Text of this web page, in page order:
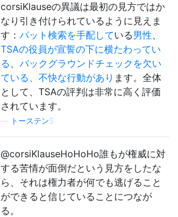
corsiKlauseの異議は最初の見方ではか
なり引き付けられているように見えま
す： パット検索を手配している男性
TSAの役員が宣誓の下に横たわってい
る
バックグラウンドチェックを欠い
ている、不快な行動があり ます。全体
として、TSAの評判は非常に高く評価
されています。
トーステンS.
@corsiKlauseHoHoHo誰もが権威に対
する苦情が面倒だという見方をしたな
ら、それは権力者が何でも逃げること
ができると信じていることにつなが
る。